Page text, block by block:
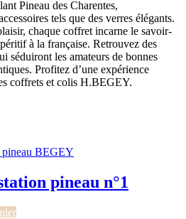
Pineau des Charentes,
tels que des verres élégants.
chaque coffret incarne le savoir-
à la française. Retrouvez des
séduiront les amateurs de bonnes
Profitez d’une expérience
coffrets et colis H.BEGEY.
pineau n°1